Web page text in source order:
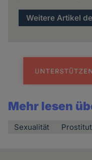
Weitere Artikel
Mehr lesen
Sexualität